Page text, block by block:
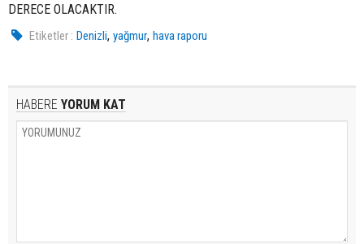
DERECE OLACAKTIR.
Etiketler : Denizli,yağmur,hava raporu
HABERE YORUM KAT